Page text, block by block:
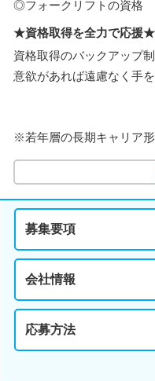
◎フォークリフトの資格
★資格取得を全力で応援★
資格取得のバックアップ
意欲があれば遠慮なく手
※若年層の長期キャリア
募集要項
会社情報
応募方法